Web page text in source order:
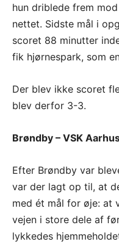
hun driblede frem
nettet. Sidste mål i
scoret 88 minutter
fik hjørnespark, som
Der blev ikke scoret
blev derfor 3-3.
Brøndby – VSK
Efter Brøndby var
var der lagt op til, at
med ét mål for øje: at
vejen i store dele af
lykkedes